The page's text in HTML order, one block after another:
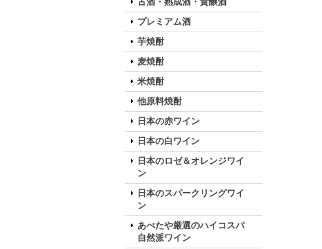
プレミアム酒
芋焼酎
麦焼酎
米焼酎
他原料焼酎
日本の赤ワイン
日本の白ワイン
日本のロゼ＆オレンジワイ
ン
日本のスパークリングワイ
ン
あべたや厳選のハイコスパ
自然派ワイン